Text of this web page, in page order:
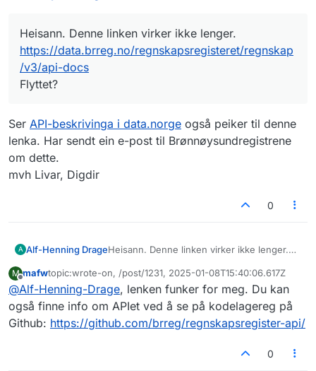
Heisann. Denne linken virker ikke lenger.
https://data.brreg.no/regnskapsregisteret/regnskap
/v3/api-docs
Flyttet?
Ser API-beskrivinga i data.norge også peiker til denne
lenka. Har sendt ein e-post til Brønnøysundregistrene
om dette.
mvh Livar, Digdir
0
A Alf-Henning DrageHeisann. Denne linken virker ikke lenger.
egnskap/v3/api-docs
Flyttet?
M
Frakoblet
mafwtopic:wrote-on, /post/1231, 2025-01-08T15:40:06.617Z
Sist endret av
@Alf-Henning-Drage, lenken funker for meg. Du kan
også finne info om APIet ved å se på kodelagereg på
Github: https://github.com/brreg/regnskapsregister-api/
0